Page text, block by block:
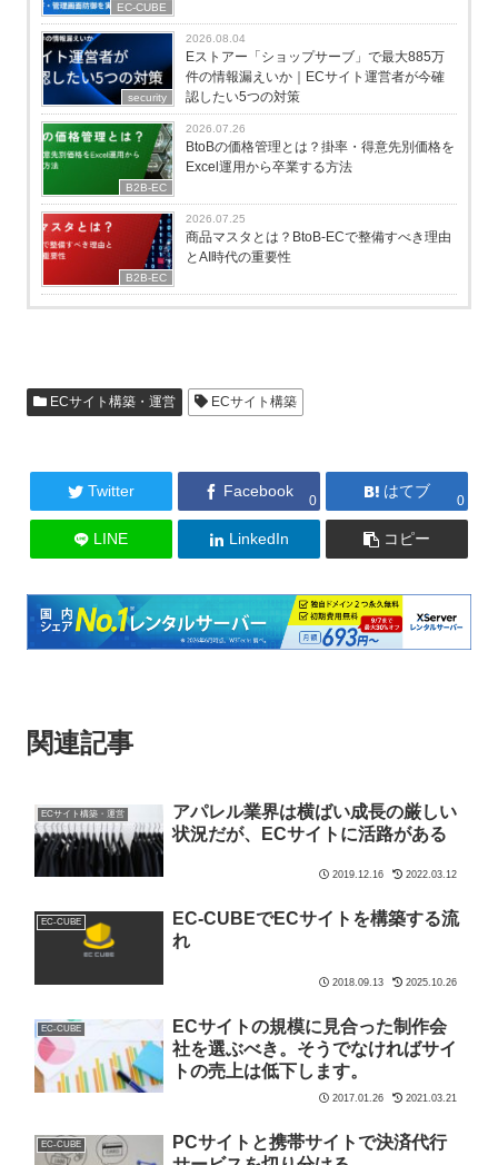
EC-CUBE
security
2026.08.04
Eストアー「ショップサーブ」で最大885万
件の情報漏えいか｜ECサイト運営者が今確
認したい5つの対策
B2B-EC
2026.07.26
BtoBの価格管理とは？掛率・得意先別価格を
Excel運用から卒業する方法
B2B-EC
2026.07.25
商品マスタとは？BtoB-ECで整備すべき理由
とAI時代の重要性
ECサイト構築・運営 ECサイト構築
Twitter Facebook
0
はてブ
0
LINE LinkedIn コピー
関連記事
ECサイト構築・運営
アパレル業界は横ばい成長の厳しい
状況だが、ECサイトに活路がある
2019.12.16 2022.03.12
EC-CUBE
EC-CUBEでECサイトを構築する流
れ
2018.09.13 2025.10.26
EC-CUBE
ECサイトの規模に見合った制作会
社を選ぶべき。そうでなければサイ
トの売上は低下します。
2017.01.26 2021.03.21
EC-CUBE
PCサイトと携帯サイトで決済代行